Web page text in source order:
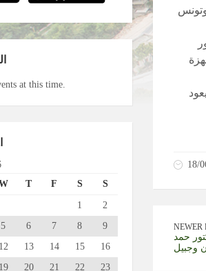
18/
NEWER
حمد
وجبيل
at this time.
T F S S
1
2
5 6 7 8
9
12 13 14 15
16
19 20 21 22
23